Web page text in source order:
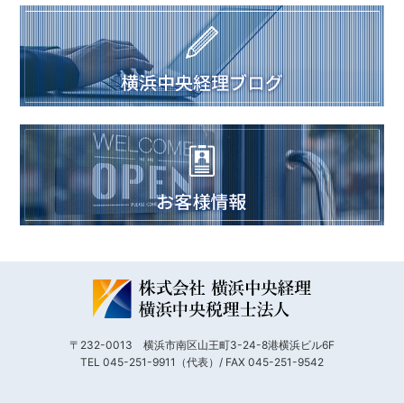
〒232-0013 横浜市南区山王町3-24-8港横浜ビル6F
TEL 045-251-9911（代表）/ FAX 045-251-9542